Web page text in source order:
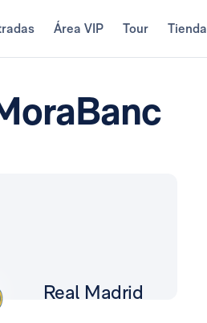
Área VIP Tour Tienda
Real Madrid